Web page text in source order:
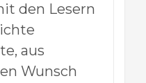
den Lesern
aus
Wunsch